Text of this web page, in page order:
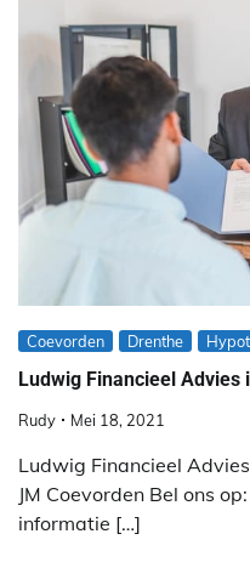
Coevorden Drenthe
Ludwig Financieel Advies
Rudy Mei 18, 2021
Ludwig Financieel
JM Coevorden Bel ons
informatie […]